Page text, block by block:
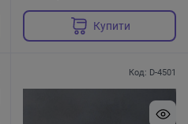
Купити
Код: D-4501